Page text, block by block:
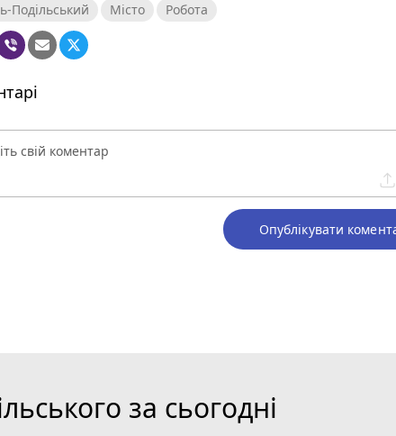
Подільський Місто Робота
Опублікувати
за сьогодні